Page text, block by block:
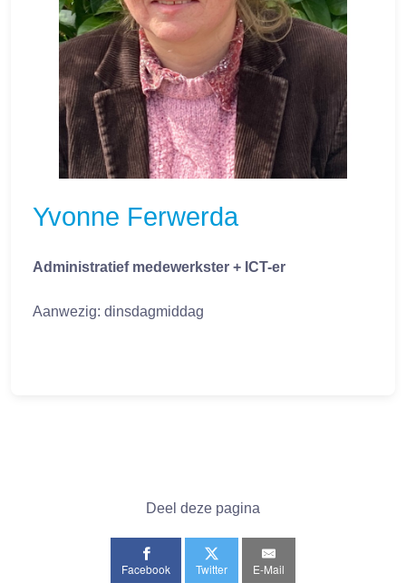
Yvonne Ferwerda
Administratief medewerkster + ICT-er
Aanwezig: dinsdagmiddag
Deel deze pagina
Facebook Twitter E-Mail